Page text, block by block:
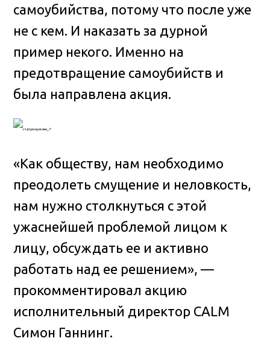
самоубийства, потому что после уже
не с кем. И наказать за дурной
пример некого. Именно на
предотвращение самоубийств и
была направлена акция.
«Как обществу, нам необходимо
преодолеть смущение и неловкость,
нам нужно столкнуться с этой
ужаснейшей проблемой лицом к
лицу, обсуждать ее и активно
работать над ее решением», —
прокомментировал акцию
исполнительный директор CALM
Симон Ганнинг.